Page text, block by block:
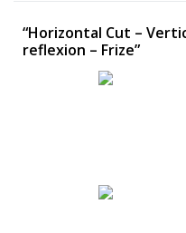
“Horizontal Cut –
reflexion – Frize”